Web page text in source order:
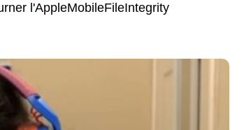
l'AppleMobileFileIntegrity